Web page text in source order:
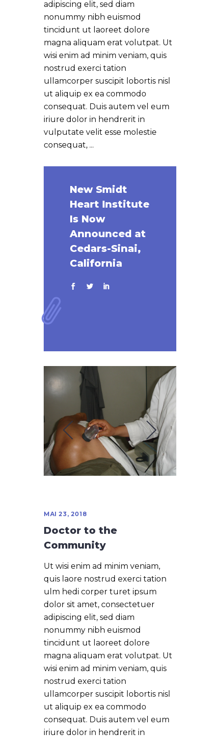
adipiscing elit, sed diam
nonummy nibh euismod
tincidunt ut laoreet dolore
magna aliquam erat volutpat. Ut
wisi enim ad minim veniam, quis
nostrud exerci tation
ullamcorper suscipit lobortis nisl
ut aliquip ex ea commodo
consequat. Duis autem vel eum
iriure dolor in hendrerit in
vulputate velit esse molestie
consequat,
New Smidt
Heart Institute
Is Now
Announced at
Cedars-Sinai,
California
MAI 23, 2018
Doctor to the
Community
Ut wisi enim ad minim veniam,
quis laore nostrud exerci tation
ulm hedi corper turet ipsum
dolor sit amet, consectetuer
adipiscing elit, sed diam
nonummy nibh euismod
tincidunt ut laoreet dolore
magna aliquam erat volutpat. Ut
wisi enim ad minim veniam, quis
nostrud exerci tation
ullamcorper suscipit lobortis nisl
ut aliquip ex ea commodo
consequat. Duis autem vel eum
iriure dolor in hendrerit in